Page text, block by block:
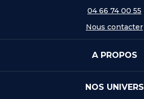
04 66 74 00 55
Nous contacter
A PROPOS
NOS UNIVERS